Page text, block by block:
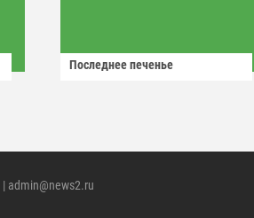
Последнее печенье
| admin@news2.ru